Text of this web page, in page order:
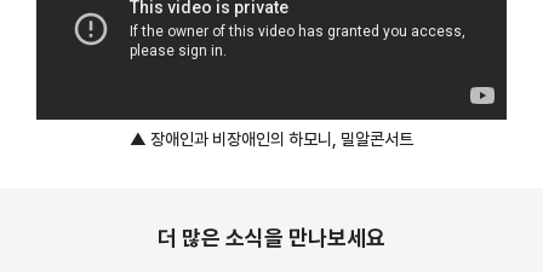
▲ 장애인과 비장애인의 하모니, 밀알콘서트
더 많은 소식을 만나보세요